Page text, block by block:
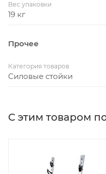
Вес упаковки
19 кг
Прочее
Категория товаров
Силовые стойки
С этим товаром